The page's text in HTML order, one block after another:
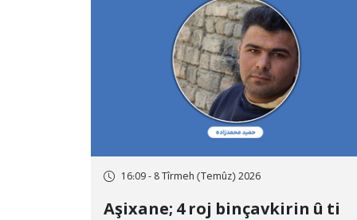
16:09 - 8 Tîrmeh (Temûz) 2026
Aşixane; 4 roj binçavkirin û ti